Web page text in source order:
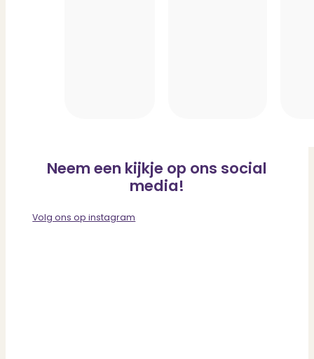
Neem een kijkje op ons social
media!
Volg ons op instagram